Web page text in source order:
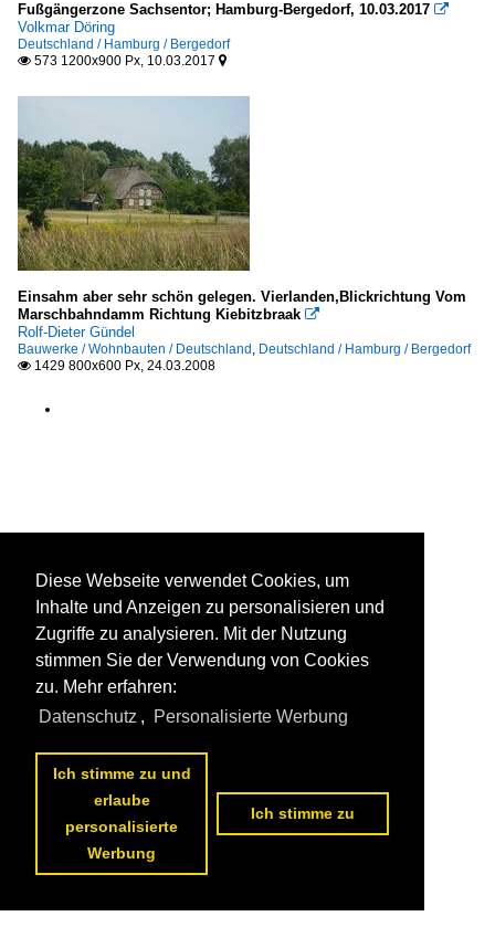
Fußgängerzone Sachsentor; Hamburg-Bergedorf, 10.03.2017 
Volkmar Döring
Deutschland / Hamburg / Bergedorf
 573 1200x900 Px, 10.03.2017 
Einsahm aber sehr schön gelegen. Vierlanden,Blickrichtung Vom
Marschbahndamm Richtung Kiebitzbraak 
Rolf-Dieter Gündel
Bauwerke / Wohnbauten / Deutschland , Deutschland / Hamburg / Bergedorf
 1429 800x600 Px, 24.03.2008
Diese Webseite verwendet Cookies, um
Inhalte und Anzeigen zu personalisieren und
Zugriffe zu analysieren. Mit der Nutzung
stimmen Sie der Verwendung von Cookies
zu. Mehr erfahren:
Datenschutz , Personalisierte Werbung
Ich stimme zu und
erlaube
personalisierte
Werbung
Ich stimme zu